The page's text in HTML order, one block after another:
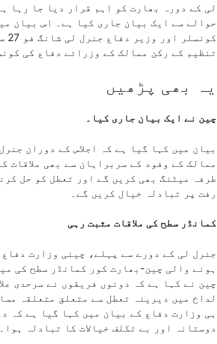
لی کے دورہ بھارت کو اہم قرار دیا جا رہا
حوالے سے ایک بیان جاری کیا ہے۔ اس بیان
تنظیم کے رکن ممالک کے وزرائے دفاع کی
یہ بھی پڑھیں
چین نے ایک بیان جاری کیا۔
بیان میں کہا گیا ہے کہ اجلاس کے دوران
ممالک کے وفود کے سربراہان سے بھی ملاقات
طرفہ میٹنگ بھی کریں گے اور تعطل کو حل
رفت پر تبادلہ خیال کریں گے۔
کمانڈر سطح کی ملاقات مثبت رہی
چین نے کہا ہے کہ دونوں فریقوں نے سرحدی
لداخ میں دیرینہ تعطل سے متعلق متعلقہ
ہی وزارت دفاع کے بیان میں کہا گیا ہے کہ
دوستانہ اور بے تکلف خیالات کا تبادلہ ہوا۔